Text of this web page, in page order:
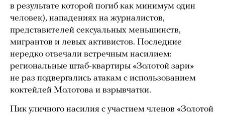
в результате которой погиб как минимум один
человек), нападениях на журналистов,
представителей сексуальных меньшинств,
мигрантов и левых активистов. Последние
нередко отвечали встречным насилием:
региональные штаб-квартиры «Золотой зари»
не раз подвергались атакам с использованием
коктейлей Молотова и взрывчатки.
Пик уличного насилия с участием членов «Золотой